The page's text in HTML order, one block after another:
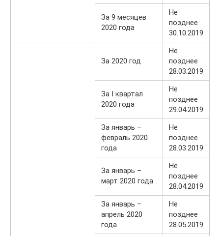
За 9 месяцев
2020 года
Не
позднее
30.10.2019
За 2020 год
Не
позднее
28.03.2019
За I квартал
2020 года
Не
позднее
29.04.2019
За январь –
февраль 2020
года
Не
позднее
28.03.2019
За январь –
март 2020 года
Не
позднее
28.04.2019
За январь –
апрель 2020
года
Не
позднее
28.05.2019